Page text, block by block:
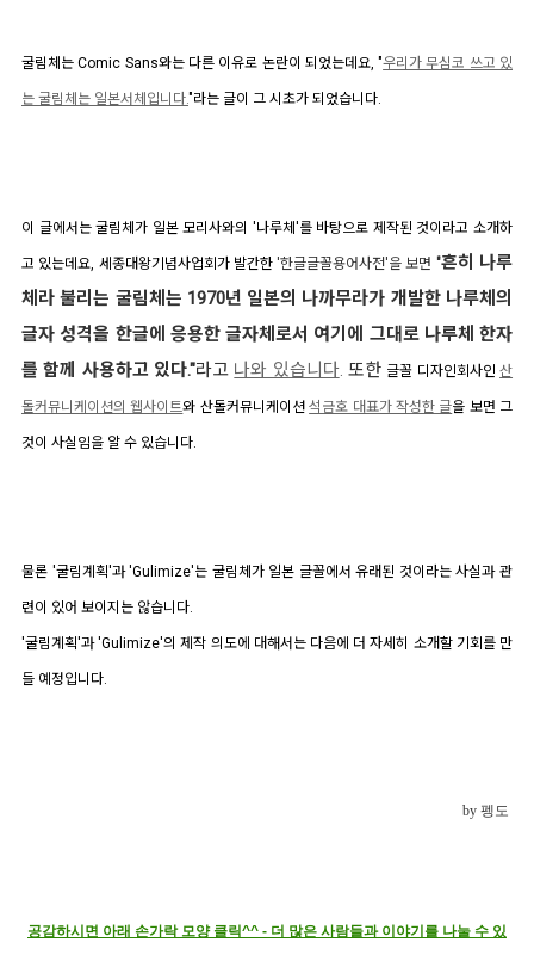
굴림체는 Comic Sans와는 다른 이유로 논란이 되었는데요,"우리가 무심코 쓰고 있
는 굴림체는 일본서체입니다."라는 글이 그 시초가 되었습니다.
이 글에서는 굴림체가 일본 모리사와의 '나루체'를 바탕으로 제작된 것이라고 소개하
고 있는데요, 세종대왕기념사업회가 발간한'한글글꼴용어사전'을 보면 "흔히 나루
체라 불리는 굴림체는 1970년 일본의 나까무라가 개발한 나루체의
글자 성격을 한글에 응용한 글자체로서 여기에 그대로 나루체 한자
를 함께 사용하고 있다."라고 나와 있습니다. 또한 글꼴 디자인회사인 산
돌커뮤니케이션의 웹사이트와 산돌커뮤니케이션석금호 대표가 작성한 글을 보면 그
것이 사실임을 알 수 있습니다.
물론 '굴림계획'과 'Gulimize'는 굴림체가 일본 글꼴에서 유래된 것이라는 사실과 관
련이 있어 보이지는 않습니다.
'굴림계획'과 'Gulimize'의 제작 의도에 대해서는 다음에 더 자세히 소개할 기회를 만
들 예정입니다.
by 펭도
공감하시면 아래 손가락 모양 클릭^^ - 더 많은 사람들과 이야기를 나눌 수 있